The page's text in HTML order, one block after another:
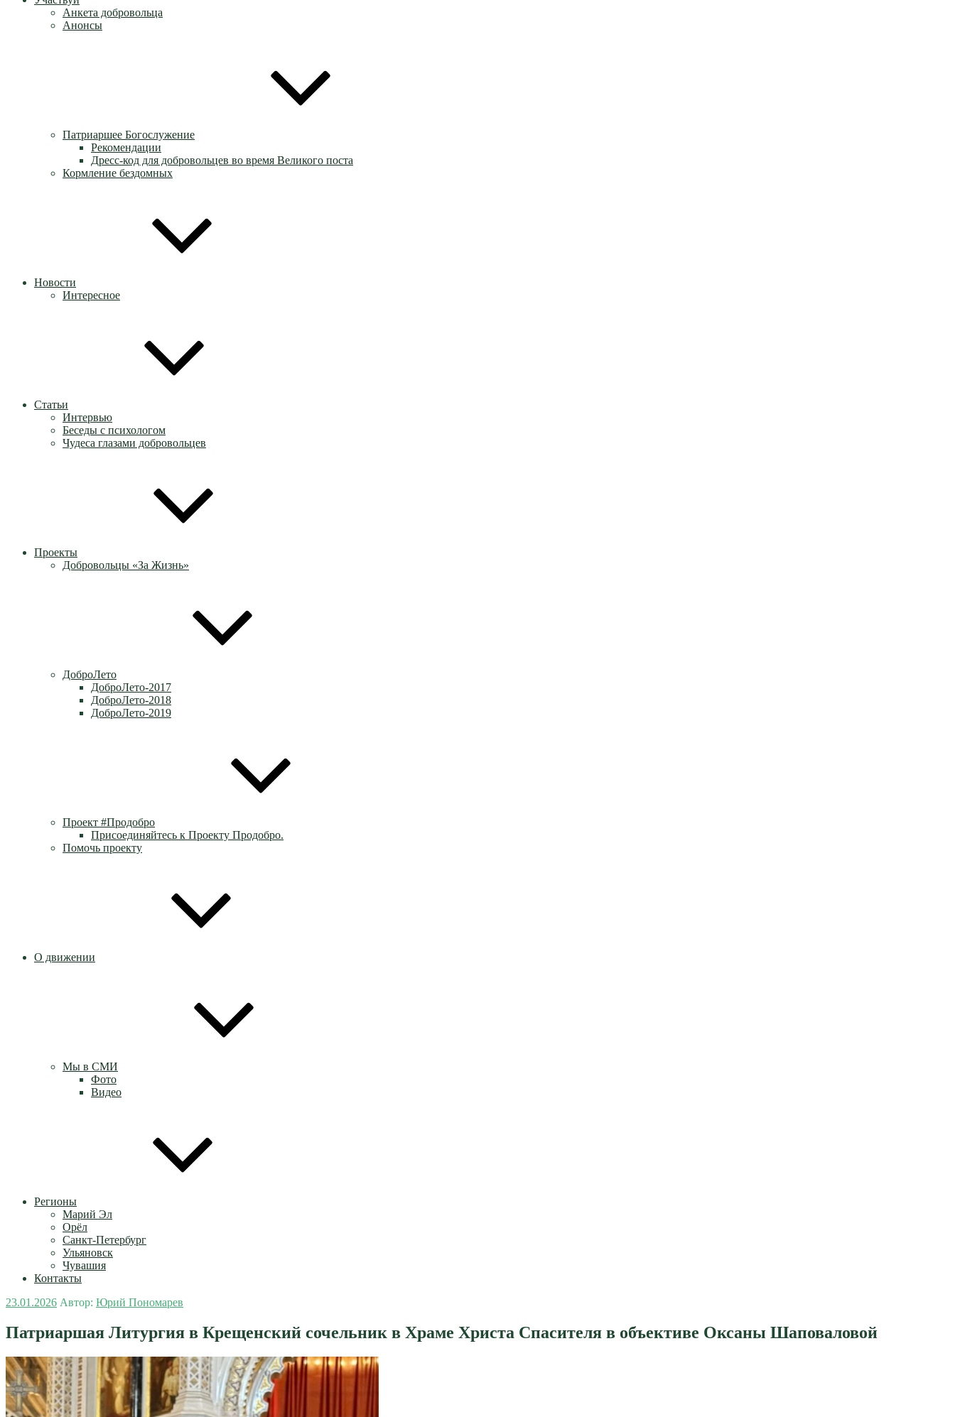
Анкета добровольца
Анонсы
Патриаршее Богослужение
Рекомендации
Дресс-код для добровольцев во время Великого поста
Кормление бездомных
Новости
Интересное
Статьи
Интервью
Беседы с психологом
Чудеса глазами добровольцев
Проекты
Добровольцы «За Жизнь»
ДоброЛето
ДоброЛето-2017
ДоброЛето-2018
ДоброЛето-2019
Проект #Продобро
Присоединяйтесь к Проекту Продобро.
Помочь проекту
О движении
Мы в СМИ
Фото
Видео
Регионы
Марий Эл
Орёл
Санкт-Петербург
Ульяновск
Чувашия
Контакты
Опубликовано
23.01.2026 Автор: Юрий Пономарев
Патриаршая Литургия в Крещенский сочельник в Храме Христа Спасителя в объективе Оксаны Шаповаловой